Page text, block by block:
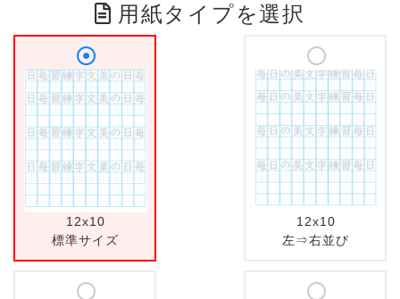
用紙タイプを選択
12x10
標準サイズ
12x10
左⇒右並び